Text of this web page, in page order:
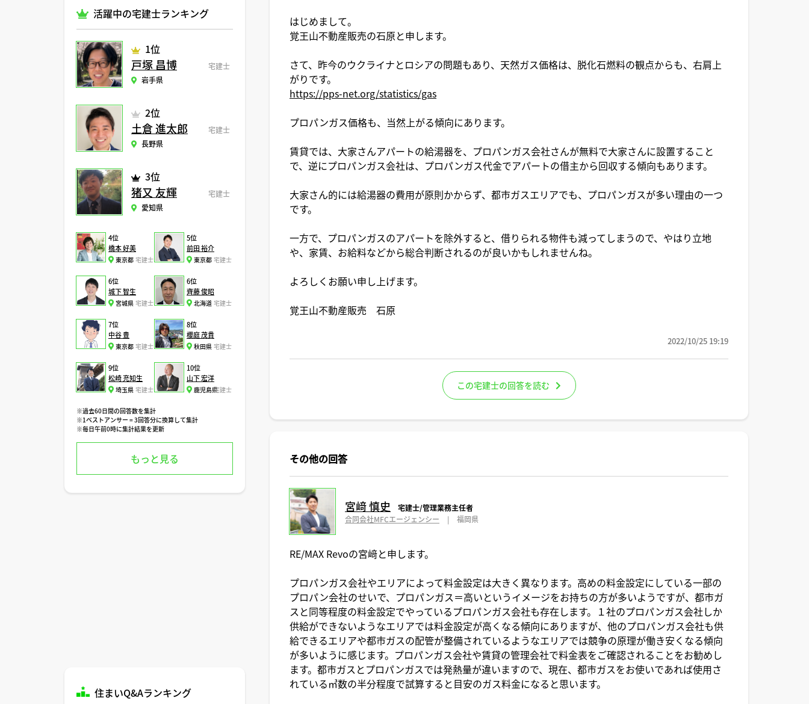
活躍中の宅建士ランキング
1位
戸塚 昌博
宅建士
岩手県
2位
土倉 進太郎
宅建士
長野県
3位
猪又 友輝
宅建士
愛知県
4位
橋本 好美
宅建士
東京都
5位
前田 裕介
宅建士
東京都
6位
城下 智生
宅建士
宮城県
6位
齊藤 俊昭
宅建士
北海道
7位
中谷 豊
宅建士
東京都
8位
櫻庭 茂貴
宅建士
秋田県
9位
松崎 充知生
宅建士
埼玉県
10位
山下 宏洋
宅建士
鹿児島県
※過去60日間の回答数を集計
※1ベストアンサー = 3回答分に換算して集計
※毎日午前0時に集計結果を更新
もっと見る
住まいQ&Aランキング
はじめまして。
覚王山不動産販売の石原と申します。
さて、昨今のウクライナとロシアの問題もあり、天然ガス価格は、脱化石燃料の観点からも、右肩上
がりです。
https://pps-net.org/statistics/gas
プロパンガス価格も、当然上がる傾向にあります。
賃貸では、大家さんアパートの給湯器を、プロパンガス会社さんが無料で大家さんに設置すること
で、逆にプロパンガス会社は、プロパンガス代金でアパートの借主から回収する傾向もあります。
大家さん的には給湯器の費用が原則かからず、都市ガスエリアでも、プロパンガスが多い理由の一つ
です。
一方で、プロパンガスのアパートを除外すると、借りられる物件も減ってしまうので、やはり立地
や、家賃、お給料などから総合判断されるのが良いかもしれませんね。
よろしくお願い申し上げます。
覚王山不動産販売 石原
2022/10/25 19:19
この宅建士の回答を読む
その他の回答
宮﨑 慎史
宅建士/管理業務主任者
合同会社MFCエージェンシー
| 福岡県
RE/MAX Revoの宮﨑と申します。
プロパンガス会社やエリアによって料金設定は大きく異なります。高めの料金設定にしている一部の
プロパン会社のせいで、プロパンガス＝高いというイメージをお持ちの方が多いようですが、都市ガ
スと同等程度の料金設定でやっているプロパンガス会社も存在します。１社のプロパンガス会社しか
供給ができないようなエリアでは料金設定が高くなる傾向にありますが、他のプロパンガス会社も供
給できるエリアや都市ガスの配管が整備されているようなエリアでは競争の原理が働き安くなる傾向
が多いように感じます。プロパンガス会社や賃貸の管理会社で料金表をご確認されることをお勧めし
ます。都市ガスとプロパンガスでは発熱量が違いますので、現在、都市ガスをお使いであれば使用さ
れている㎥数の半分程度で試算すると目安のガス料金になると思います。